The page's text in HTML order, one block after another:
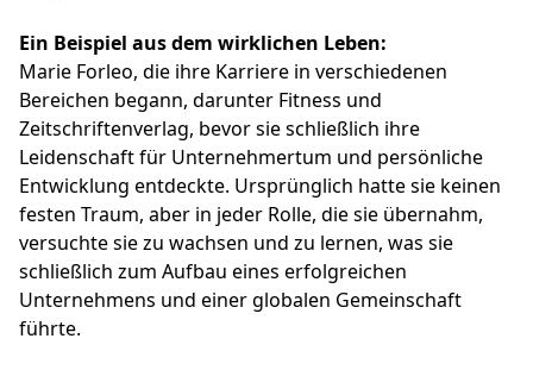
Ein Beispiel aus dem wirklichen Leben:
Marie Forleo, die ihre Karriere in verschiedenen
Bereichen begann, darunter Fitness und
Zeitschriftenverlag, bevor sie schließlich ihre
Leidenschaft für Unternehmertum und persönliche
Entwicklung entdeckte. Ursprünglich hatte sie keinen
festen Traum, aber in jeder Rolle, die sie übernahm,
versuchte sie zu wachsen und zu lernen, was sie
schließlich zum Aufbau eines erfolgreichen
Unternehmens und einer globalen Gemeinschaft
führte.